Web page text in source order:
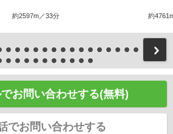
約2597m／33分 約
お問い合わせする(無料)
でお問い合わせする